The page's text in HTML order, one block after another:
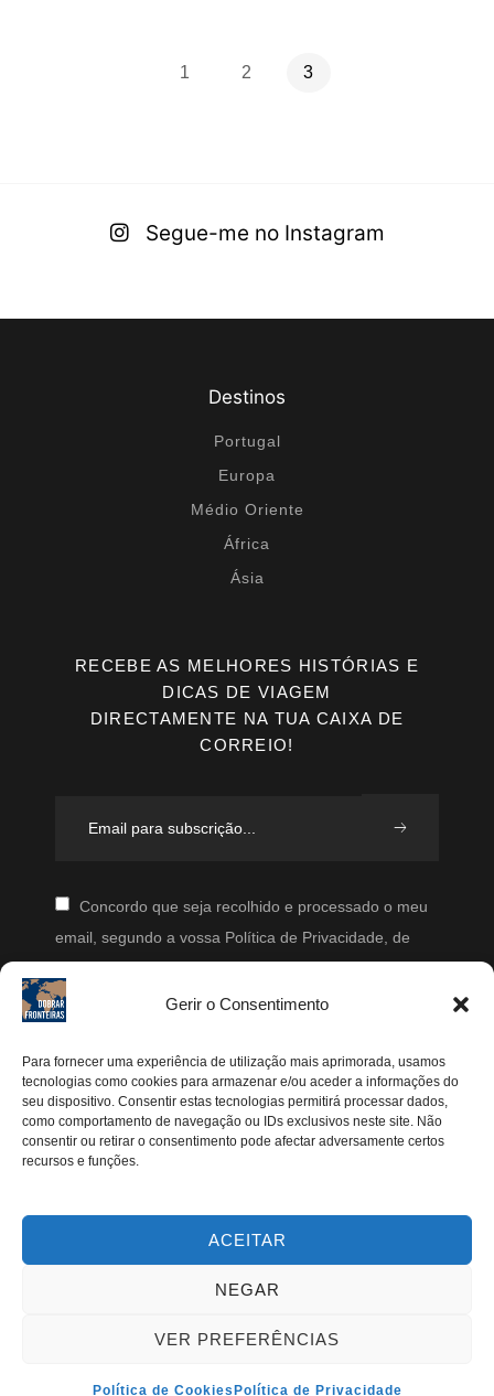
Gerir o Consentimento
Para fornecer uma experiência de utilização mais aprimorada, usamos
tecnologias como cookies para armazenar e/ou aceder a informações do
seu dispositivo. Consentir estas tecnologias permitirá processar dados,
como comportamento de navegação ou IDs exclusivos neste site. Não
consentir ou retirar o consentimento pode afectar adversamente certos
recursos e funções.
ACEITAR
NEGAR
VER PREFERÊNCIAS
Política de Cookies Política de Privacidade
1 2 3
Segue-me no Instagram
Destinos
Portugal
Europa
Médio Oriente
África
Ásia
RECEBE AS MELHORES HISTÓRIAS E
DICAS DE VIAGEM
DIRECTAMENTE NA TUA CAIXA DE
CORREIO!
Concordo que seja recolhido e processado o meu
email, segundo a vossa Política de Privacidade, de
periodicamente.
Segue-me
Instagram
Pinterest
Youtube
FRONTEIRAS 2024®